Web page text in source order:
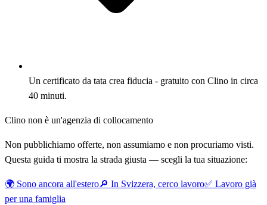
Un certificato da tata crea fiducia - gratuito con Clino in circa
40 minuti.
Clino non è un'agenzia di collocamento
Non pubblichiamo offerte, non assumiamo e non procuriamo visti.
Questa guida ti mostra la strada giusta — scegli la tua situazione:
🌍 Sono ancora all'estero🔎 In Svizzera, cerco lavoro✅ Lavoro già
per una famiglia